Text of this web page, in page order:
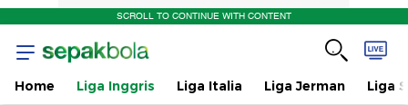
SCROLL TO CONTINUE WITH CONTENT
Home Liga Inggris Liga Italia Liga Jerman Liga